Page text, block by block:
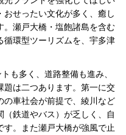
せったい文化が多く、癒し
。瀬戸大橋・塩飽諸島を含む
循環型ツーリズムを、宇多津
も多く、道路整備も進み、
題は二つあります。第一に交
の車社会が前提で、綾川など
（鉄道やバス）が乏しく、自
。また瀬戸大橋が強風で止